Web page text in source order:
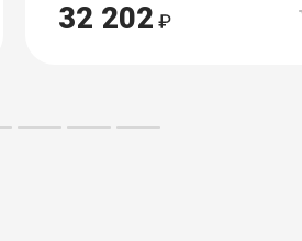
32 202